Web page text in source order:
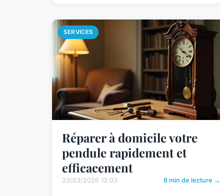
SERVICES
Réparer à domicile votre
pendule rapidement et
efficacement
23/03/2026 13:03 8 min de lecture →